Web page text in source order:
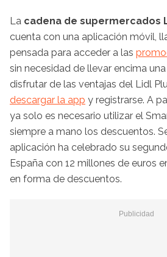
La cadena de supermercados
cuenta con una aplicación móvil,
pensada para acceder a las
sin necesidad de llevar encima
disfrutar de las ventajas del Lidl
descargar la app y registrarse. A
ya solo es necesario utilizar el
siempre a mano los descuentos.
aplicación ha celebrado su
España con 12 millones de euros
en forma de descuentos.